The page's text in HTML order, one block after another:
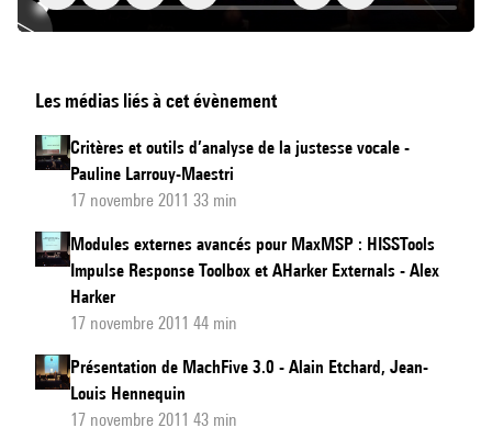
un
contrôleur
MIDI
innovant
Les médias liés à cet évènement
Critères et outils d’analyse de la justesse vocale -
Pauline Larrouy-Maestri
17 novembre 2011 33 min
Modules externes avancés pour MaxMSP : HISSTools
Impulse Response Toolbox et AHarker Externals - Alex
Harker
17 novembre 2011 44 min
Présentation de MachFive 3.0 - Alain Etchard, Jean-
Louis Hennequin
17 novembre 2011 43 min